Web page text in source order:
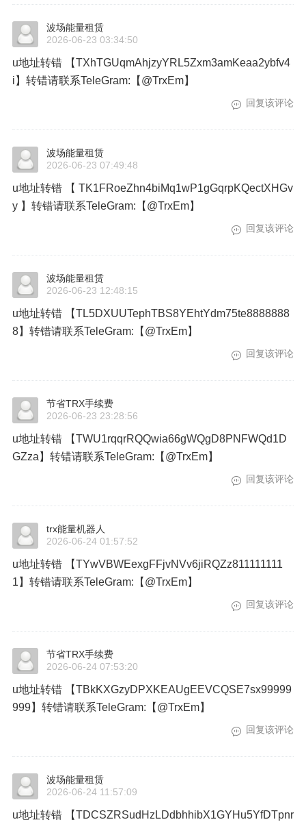
波场能量租赁
2026-06-23 03:34:50
u地址转错 【TXhTGUqmAhjzyYRL5Zxm3amKeaa2ybfv4
i】转错请联系TeleGram:【@TrxEm】
回复该评论
波场能量租赁
2026-06-23 07:49:48
u地址转错 【 TK1FRoeZhn4biMq1wP1gGqrpKQectXHGv
y 】转错请联系TeleGram:【@TrxEm】
回复该评论
波场能量租赁
2026-06-23 12:48:15
u地址转错 【TL5DXUUTephTBS8YEhtYdm75te8888888
8】转错请联系TeleGram:【@TrxEm】
回复该评论
节省TRX手续费
2026-06-23 23:28:56
u地址转错 【TWU1rqqrRQQwia66gWQgD8PNFWQd1D
GZza】转错请联系TeleGram:【@TrxEm】
回复该评论
trx能量机器人
2026-06-24 01:57:52
u地址转错 【TYwVBWEexgFFjvNVv6jiRQZz811111111
1】转错请联系TeleGram:【@TrxEm】
回复该评论
节省TRX手续费
2026-06-24 07:53:20
u地址转错 【TBkKXGzyDPXKEAUgEEVCQSE7sx99999
999】转错请联系TeleGram:【@TrxEm】
回复该评论
波场能量租赁
2026-06-24 11:57:09
u地址转错 【TDCSZRSudHzLDdbhhibX1GYHu5YfDTpnr